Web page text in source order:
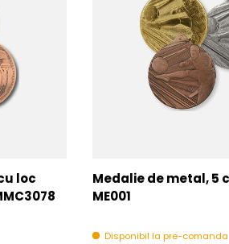
loc
Medalie de metal, 5
ME001
Disponibil la pre-comanda